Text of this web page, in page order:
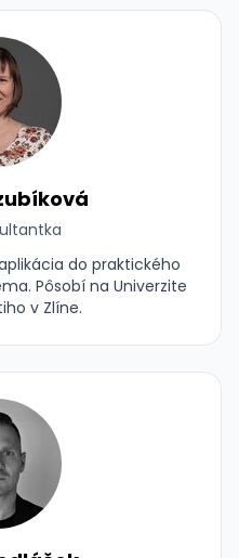
do praktického
Pôsobí na Univerzite
v Zlíne.